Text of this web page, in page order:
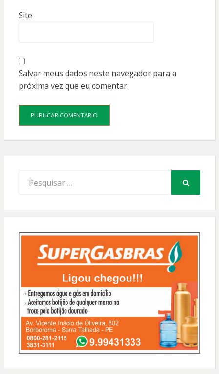
Site
Salvar meus dados neste navegador para a
próxima vez que eu comentar.
por: